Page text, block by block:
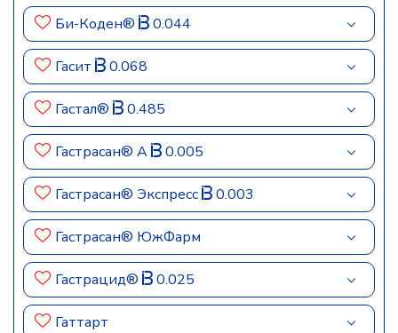
Би-Коден® 0.044
Гасит 0.068
Гастал® 0.485
Гастрасан® А 0.005
Гастрасан® Экспресс 0.003
Гастрасан® ЮжФарм
Гастрацид® 0.025
Гаттарт